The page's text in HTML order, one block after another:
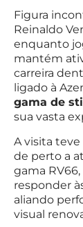
Figura
Reinaldo
enquanto
mantém
carreira
ligado à
gama de
sua vasta
A visita
de perto a
gama RV66
responder
aliando
visual